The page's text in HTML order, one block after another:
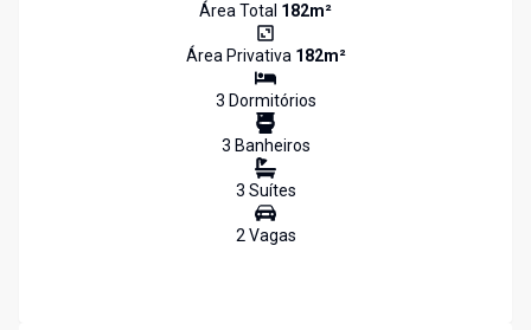
Área Total 182m²
Área Privativa 182m²
3 Dormitórios
3 Banheiros
3 Suítes
2Vagas